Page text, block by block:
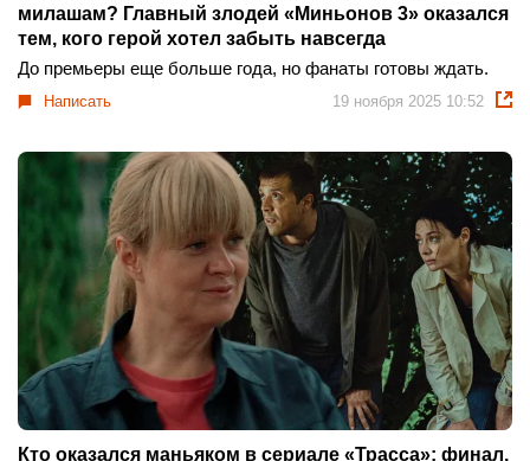
милашам? Главный злодей «Миньонов 3» оказался
тем, кого герой хотел забыть навсегда
До премьеры еще больше года, но фанаты готовы ждать.
Написать 19 ноября 2025 10:52
Кто оказался маньяком в сериале «Трасса»: финал,